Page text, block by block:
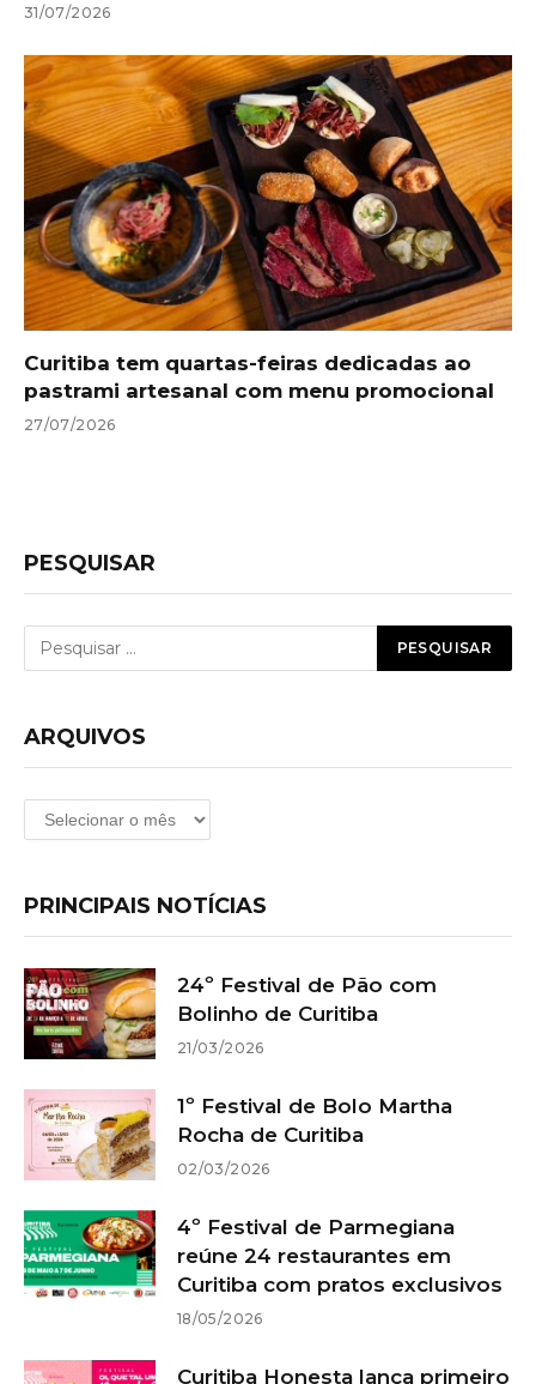
31/07/2026
Curitiba tem quartas-feiras dedicadas ao
pastrami artesanal com menu promocional
27/07/2026
PESQUISAR
ARQUIVOS
Arquivos
PRINCIPAIS NOTÍCIAS
24º Festival de Pão com
Bolinho de Curitiba
21/03/2026
1º Festival de Bolo Martha
Rocha de Curitiba
02/03/2026
4º Festival de Parmegiana
reúne 24 restaurantes em
Curitiba com pratos exclusivos
18/05/2026
Curitiba Honesta lança primeiro